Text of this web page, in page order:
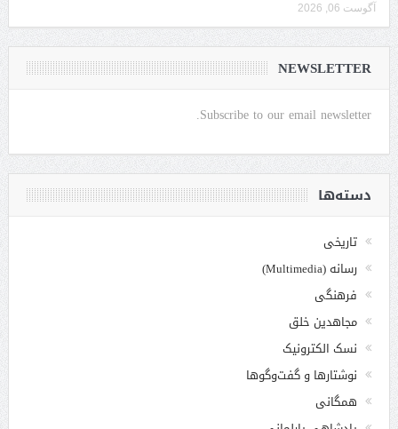
آگوست 06, 2026
NEWSLETTER
Subscribe to our email newsletter.
دسته‌ها
تاریخی
رسانه (Multimedia)
فرهنگی
مجاهدین خلق
نسک الکترونیک
نوشتارها و گفت‌وگوها
همگانی